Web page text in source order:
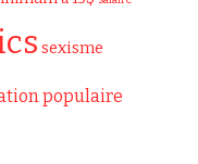
sexisme
populaire